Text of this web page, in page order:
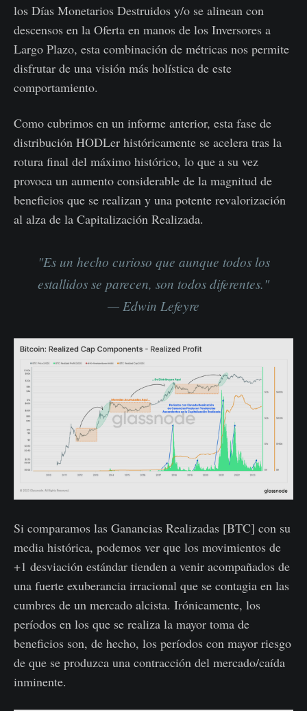
los Días Monetarios Destruidos y/o se alinean con
descensos en la Oferta en manos de los Inversores a
Largo Plazo, esta combinación de métricas nos permite
disfrutar de una visión más holística de este
comportamiento.
Como cubrimos en un informe anterior, esta fase de
distribución HODLer históricamente se acelera tras la
rotura final del máximo histórico, lo que a su vez
provoca un aumento considerable de la magnitud de
beneficios que se realizan y una potente revalorización
al alza de la Capitalización Realizada.
"Es un hecho curioso que aunque todos los
estallidos se parecen, son todos diferentes."
— Edwin Lefeyre
Si comparamos las Ganancias Realizadas [BTC] con su
media histórica, podemos ver que los movimientos de
+1 desviación estándar tienden a venir acompañados de
una fuerte exuberancia irracional que se contagia en las
cumbres de un mercado alcista. Irónicamente, los
períodos en los que se realiza la mayor toma de
beneficios son, de hecho, los períodos con mayor riesgo
de que se produzca una contracción del mercado/caída
inminente.